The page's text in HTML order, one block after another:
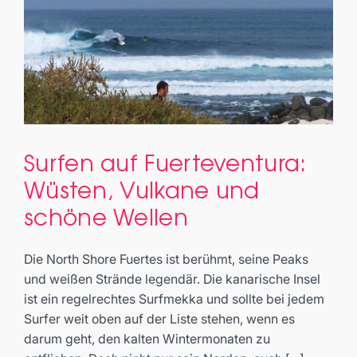
Surfen auf Fuerteventura:
Wüsten, Vulkane und schöne
Wellen
Surfen auf Fuerteventura:
Wüsten, Vulkane und
schöne Wellen
Die North Shore Fuertes ist berühmt, seine Peaks
und weißen Strände legendär. Die kanarische Insel
ist ein regelrechtes Surfmekka und sollte bei jedem
Surfer weit oben auf der Liste stehen, wenn es
darum geht, den kalten Wintermonaten zu